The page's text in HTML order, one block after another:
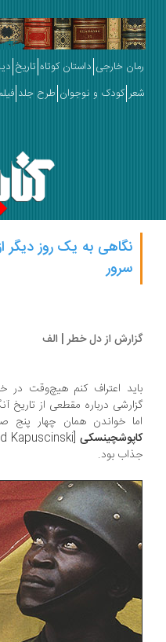
خارجی داستان کوتاه تاریخ دین و
کودک و نوجوان طرح جلد فیلم طنز
نگاهی به یک روز دیگر از
از دل خطر | الف
اعتراف کنم هیچ‌وقت در خواب
درباره مقطعی از تاریخ آنگولا
خواندن همان چهار پنج صفحه
بود.